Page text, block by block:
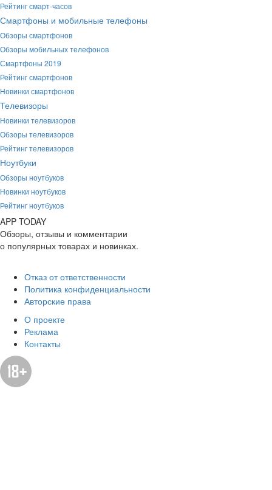
Рейтинг смарт-часов
Смартфоны и мобильные телефоны
Обзоры смартфонов
Обзоры мобильных телефонов
Смартфоны 2019
Рейтинг смартфонов
Новинки смартфонов
Телевизоры
Новинки телевизоров
Обзоры телевизоров
Рейтинг телевизоров
Ноутбуки
Обзоры ноутбуков
Новинки ноутбуков
Рейтинг ноутбуков
APP TODAY
Обзоры, отзывы и комментарии
о популярных товарах и новинках.
Отказ от ответственности
Политика конфиденциальности
Авторские права
О проекте
Реклама
Контакты